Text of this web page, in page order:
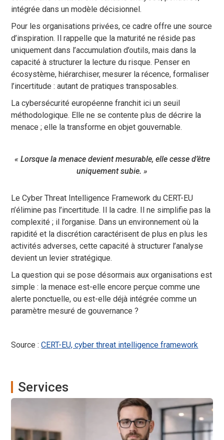
intégrée dans un modèle décisionnel.
Pour les organisations privées, ce cadre offre une source
d’inspiration. Il rappelle que la maturité ne réside pas
uniquement dans l’accumulation d’outils, mais dans la
capacité à structurer la lecture du risque. Penser en
écosystème, hiérarchiser, mesurer la récence, formaliser
l’incertitude : autant de pratiques transposables.
La cybersécurité européenne franchit ici un seuil
méthodologique. Elle ne se contente plus de décrire la
menace ; elle la transforme en objet gouvernable.
« Lorsque la menace devient mesurable, elle cesse d’être
uniquement subie. »
Le Cyber Threat Intelligence Framework du CERT-EU
n’élimine pas l’incertitude. Il la cadre. Il ne simplifie pas la
complexité ; il l’organise. Dans un environnement où la
rapidité et la discrétion caractérisent de plus en plus les
activités adverses, cette capacité à structurer l’analyse
devient un levier stratégique.
La question qui se pose désormais aux organisations est
simple : la menace est-elle encore perçue comme une
alerte ponctuelle, ou est-elle déjà intégrée comme un
paramètre mesuré de gouvernance ?
Source :CERT-EU, cyber threat intelligence framework
Services